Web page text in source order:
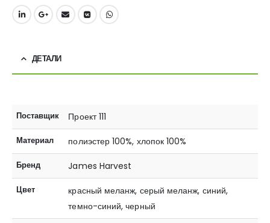
ДЕТАЛИ
Поставщик Проект 111
Материал полиэстер 100%, хлопок 100%
Бренд James Harvest
Цвет
красный меланж, серый меланж, синий,
темно-синий, черный